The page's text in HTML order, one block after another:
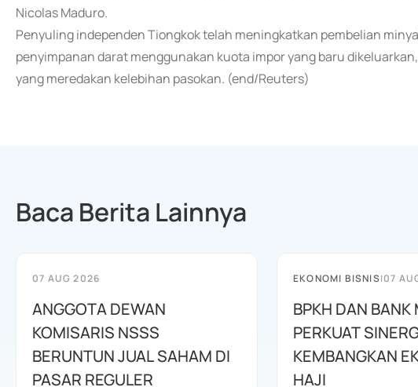
Nicolas Maduro.
Penyuling independen Tiongkok telah meningkatkan pembelian
penyimpanan darat menggunakan kuota impor yang baru
yang meredakan kelebihan pasokan. (end/Reuters)
Baca Berita Lainnya
07 AUG 2026
ANGGOTA DEWAN
KOMISARIS NSSS
BERUNTUN JUAL SAHAM DI
PASAR REGULER
EKONOMI BISNIS|07
BPKH DAN
PERKUAT
KEMBANGKAN
HAJI